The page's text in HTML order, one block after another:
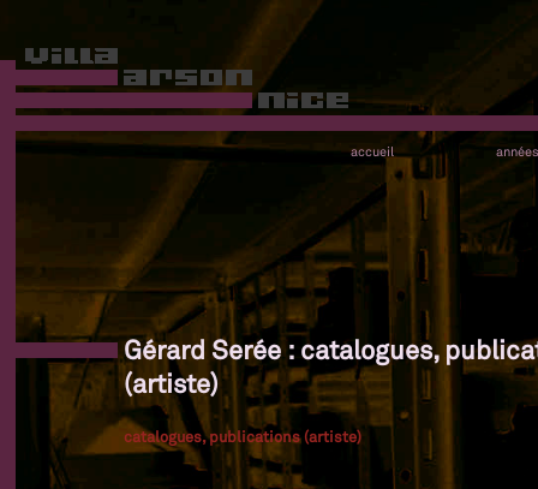
accueil années
Gérard Serée : catalogues,
(artiste)
catalogues, publications (artiste)